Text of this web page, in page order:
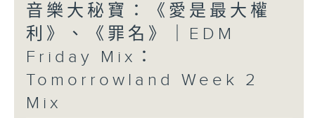
音樂大秘寶：《愛是最大權
利》、《罪名》｜EDM
Friday Mix：
Tomorrowland Week 2
Mix